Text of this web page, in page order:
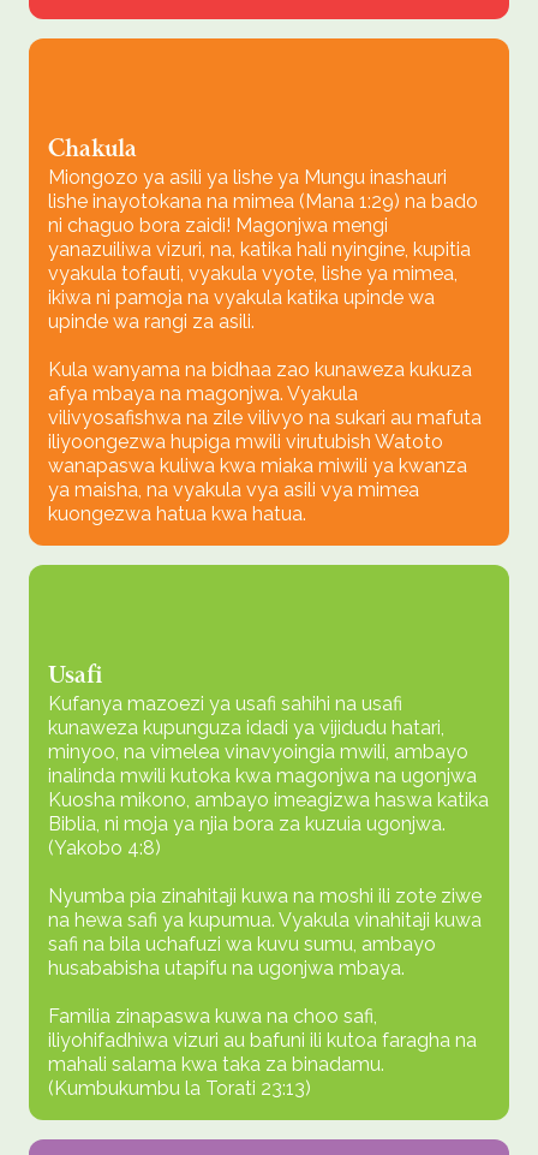
Chakula
Miongozo ya asili ya lishe ya Mungu inashauri
lishe inayotokana na mimea (Mana 1:29) na bado
ni chaguo bora zaidi! Magonjwa mengi
yanazuiliwa vizuri, na, katika hali nyingine, kupitia
vyakula tofauti, vyakula vyote, lishe ya mimea,
ikiwa ni pamoja na vyakula katika upinde wa
upinde wa rangi za asili.
Kula wanyama na bidhaa zao kunaweza kukuza
afya mbaya na magonjwa. Vyakula
vilivyosafishwa na zile vilivyo na sukari au mafuta
iliyoongezwa hupiga mwili virutubish Watoto
wanapaswa kuliwa kwa miaka miwili ya kwanza
ya maisha, na vyakula vya asili vya mimea
kuongezwa hatua kwa hatua.
Usafi
Kufanya mazoezi ya usafi sahihi na usafi
kunaweza kupunguza idadi ya vijidudu hatari,
minyoo, na vimelea vinavyoingia mwili, ambayo
inalinda mwili kutoka kwa magonjwa na ugonjwa
Kuosha mikono, ambayo imeagizwa haswa katika
Biblia, ni moja ya njia bora za kuzuia ugonjwa.
(Yakobo 4:8)
Nyumba pia zinahitaji kuwa na moshi ili zote ziwe
na hewa safi ya kupumua. Vyakula vinahitaji kuwa
safi na bila uchafuzi wa kuvu sumu, ambayo
husababisha utapifu na ugonjwa mbaya.
Familia zinapaswa kuwa na choo safi,
iliyohifadhiwa vizuri au bafuni ili kutoa faragha na
mahali salama kwa taka za binadamu.
(Kumbukumbu la Torati 23:13)